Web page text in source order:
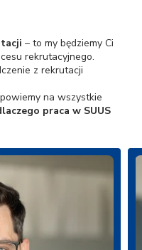
– to my będziemy Ci
rekrutacyjnego.
z rekrutacji
na wszystkie
praca w SUUS